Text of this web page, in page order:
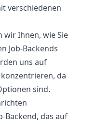
verschiedenen
wir Ihnen, wie Sie
Job-Backends
uns auf
da
sind.
Backend, das auf